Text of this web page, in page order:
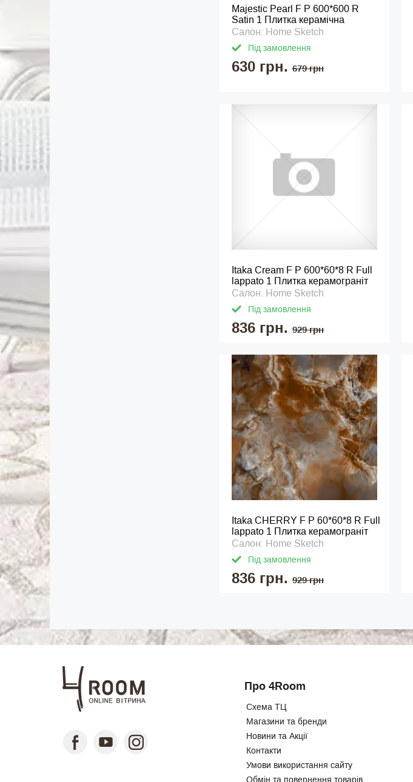
Majestic Pearl F P 600*600 R
Satin 1 Плитка керамічна
Салон: Home Sketch
Під замовлення
630 грн. 679 грн
Itaka Cream F P 600*60*8 R Full
lappato 1 Плитка керамограніт
Салон: Home Sketch
Під замовлення
836 грн. 929 грн
Itaka CHERRY F P 60*60*8 R Full
lappato 1 Плитка керамограніт
Салон: Home Sketch
Під замовлення
836 грн. 929 грн
Про 4Room
Схема ТЦ
Магазини та бренди
Новини та Акції
Контакти
Умови використання сайту
Обмін та повернення товарів